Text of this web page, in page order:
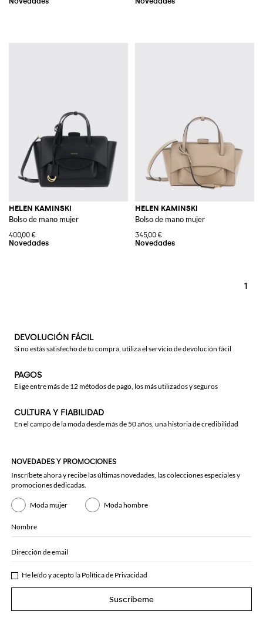
HELEN KAMINSKI
Bolso de mano mujer
400,00 €
HELEN KAMINSKI
Bolso de mano mujer
345,00 €
1
DEVOLUCIÓN FÁCIL
Si no estás satisfecho de tu compra, utiliza el servicio de devolución fácil
PAGOS
Elige entre más de 12 métodos de pago, los más utilizados y seguros
CULTURA Y FIABILIDAD
En el campo de la moda desde más de 50 años, una historia de credibilidad
NOVEDADES Y PROMOCIONES
Inscríbete ahora y recibe las últimas novedades, las colecciones especiales y
promociones dedicadas.
Moda mujer Moda hombre
Nombre
Dirección de email
He leído y acepto la Política de Privacidad
Suscríbeme